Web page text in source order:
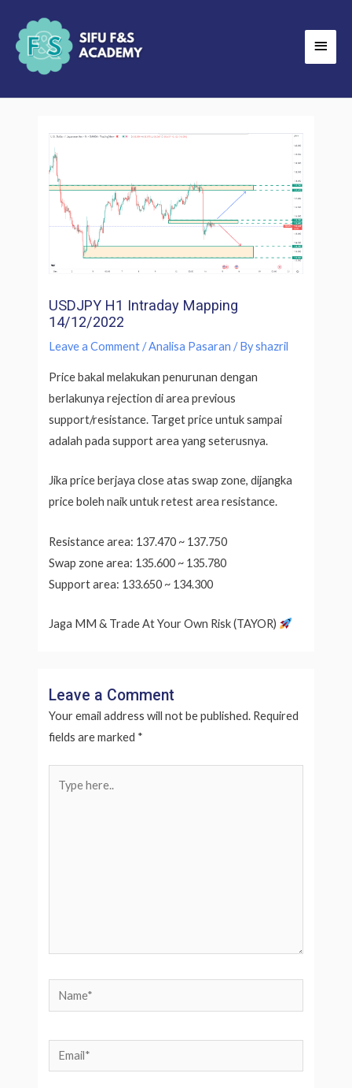
content
Menu
USDJPY H1 Intraday Mapping
14/12/2022
Leave a Comment /Analisa Pasaran / Byshazril
Price bakal melakukan penurunan dengan
berlakunya rejection di area previous
support/resistance. Target price untuk sampai
adalah pada support area yang seterusnya.
Jika price berjaya close atas swap zone, dijangka
price boleh naik untuk retest area resistance.
Resistance area: 137.470 ~ 137.750
Swap zone area: 135.600 ~ 135.780
Support area: 133.650 ~ 134.300
Jaga MM & Trade At Your Own Risk (TAYOR)
Leave a Comment
Your email address will not be published. Required
fields are marked *
here..
Name*
Email*